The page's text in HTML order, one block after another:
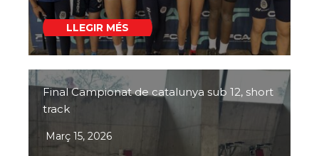
LLEGIR MÉS
Final Campionat de catalunya sub 12, short
track
Març 15, 2026